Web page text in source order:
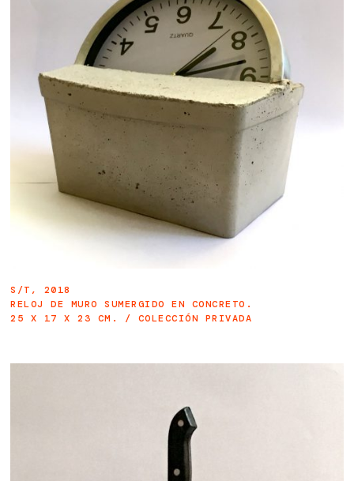
S/T, 2018
RELOJ DE MURO SUMERGIDO EN CONCRETO.
25 X 17 X 23 CM. / COLECCIÓN PRIVADA